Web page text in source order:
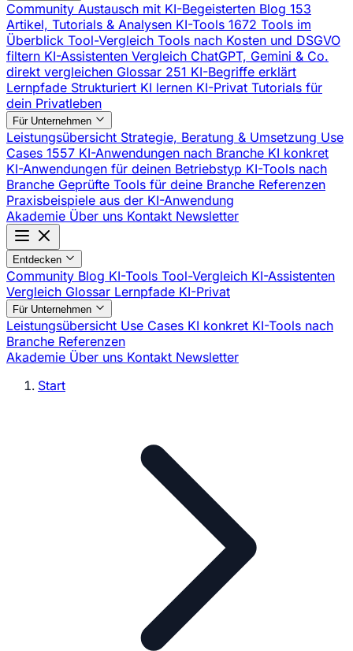
Community Austausch mit KI-Begeisterten Blog 153
Artikel, Tutorials & Analysen KI-Tools 1672 Tools im
Überblick Tool-Vergleich Tools nach Kosten und DSGVO
filtern KI-Assistenten Vergleich ChatGPT, Gemini & Co.
direkt vergleichen Glossar 251 KI-Begriffe erklärt
Lernpfade Strukturiert KI lernen KI-Privat Tutorials für
dein Privatleben
Für Unternehmen
Leistungsübersicht Strategie, Beratung & Umsetzung Use
Cases 1557 KI-Anwendungen nach Branche KI konkret
KI-Anwendungen für deinen Betriebstyp KI-Tools nach
Branche Geprüfte Tools für deine Branche Referenzen
Praxisbeispiele aus der KI-Anwendung
Akademie Über uns Kontakt Newsletter
Entdecken
Community Blog KI-Tools Tool-Vergleich KI-Assistenten
Vergleich Glossar Lernpfade KI-Privat
Für Unternehmen
Leistungsübersicht Use Cases KI konkret KI-Tools nach
Branche Referenzen
Akademie Über uns Kontakt Newsletter
Start